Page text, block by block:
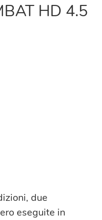
HD 4.5
due
eseguite in